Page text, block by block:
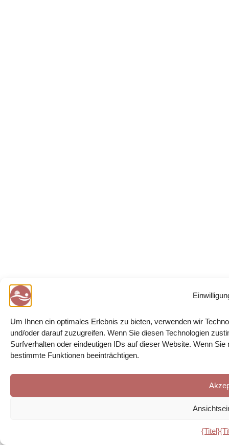
Um Ihnen ein optimales Erlebnis zu bieten, verwenden wir
und/oder darauf zuzugreifen. Wenn Sie diesen Technologien
Surfverhalten oder eindeutigen IDs auf dieser Website. Wenn
bestimmte Funktionen beeinträchtigen.
{Titel}